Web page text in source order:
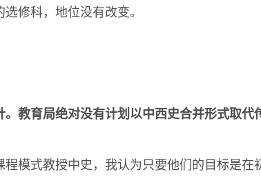
修科，地位没有改变。
教育局绝对没有计划以中西史合并形式取代
模式教授中史，我认为只要他们的目标是在